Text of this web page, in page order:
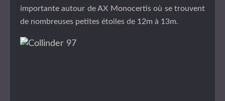
importante autour de AX Monocertis où se trouvent
de nombreuses petites étoiles de 12m à 13m.